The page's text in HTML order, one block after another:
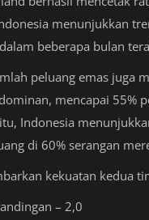
menunjukkan
beberapa bulan
peluang emas juga
mencapai 55%
Indonesia
di 60% serangan
kekuatan kedua
– 2,0